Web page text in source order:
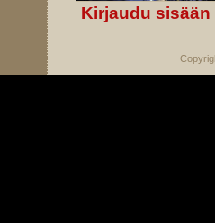
Kirjaudu sisään